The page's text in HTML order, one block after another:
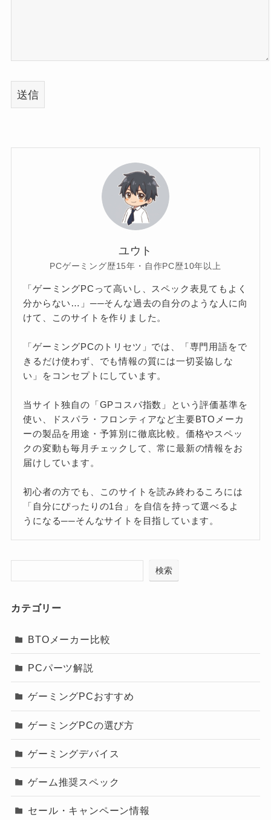
ユウト
PCゲーミング歴15年・自作PC歴10年以上
「ゲーミングPCって高いし、スペック表見てもよく
分からない…」──そんな過去の自分のような人に向
けて、このサイトを作りました。
「ゲーミングPCのトリセツ」では、「専門用語をで
きるだけ使わず、でも情報の質には一切妥協しな
い」をコンセプトにしています。
当サイト独自の「GPコスパ指数」という評価基準を
使い、ドスパラ・フロンティアなど主要BTOメーカ
ーの製品を用途・予算別に徹底比較。価格やスペッ
クの変動も毎月チェックして、常に最新の情報をお
届けしています。
初心者の方でも、このサイトを読み終わるころには
「自分にぴったりの1台」を自信を持って選べるよ
うになる──そんなサイトを目指しています。
検索
カテゴリー
BTOメーカー比較
PCパーツ解説
ゲーミングPCおすすめ
ゲーミングPCの選び方
ゲーミングデバイス
ゲーム推奨スペック
セール・キャンペーン情報